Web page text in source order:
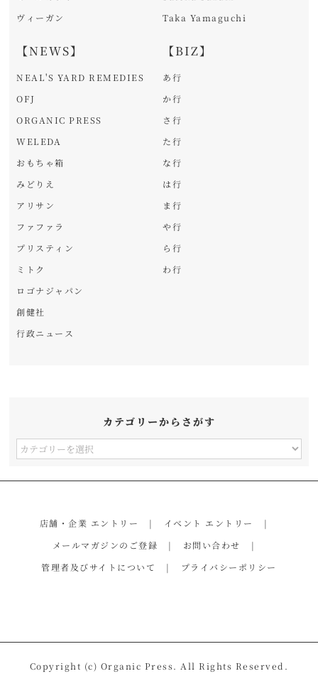
ヴィーガン
【NEWS】
NEAL'S YARD REMEDIES
OFJ
ORGANIC PRESS
WELEDA
おもちゃ箱
みどりえ
アリサン
ファファラ
プリスティン
ミトク
ロゴナジャパン
創健社
行政ニュース
Taka Yamaguchi
【BIZ】
あ行
か行
さ行
た行
な行
は行
ま行
や行
ら行
わ行
カテゴリーからさがす
カ
店舗・企業 エントリー
イベント エントリー
メールマガジンのご登録
お問い合わせ
管理者及びサイトについて
プライバシーポリシー
Copyright (c) Organic Press. All Rights Reserved.